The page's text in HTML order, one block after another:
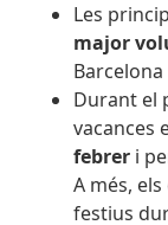
Les
major
Barcelona
Durant el
vacances
febrer i
A més,
festius